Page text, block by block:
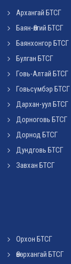
Архангай БТСГ
Баян-Өлгий БТСГ
Баянхонгор БТСГ
Булган БТСГ
Говь-Алтай БТСГ
Говьсүмбэр БТСГ
Дархан-уул БТСГ
Дорноговь БТСГ
Дорнод БТСГ
Дундговь БТСГ
Завхан БТСГ
Орхон БТСГ
Өвөрхангай БТСГ